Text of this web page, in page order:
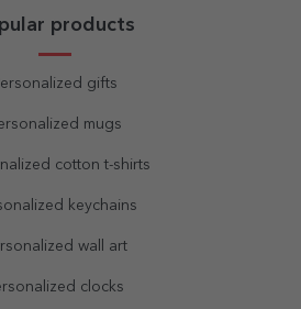
products
gifts
mugs
cotton t-shirts
keychains
wall art
clocks